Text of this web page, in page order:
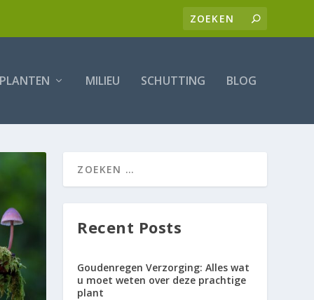
MILIEU SCHUTTING BLOG
Recent Posts
Goudenregen Verzorging: Alles wat
u moet weten over deze prachtige
plant